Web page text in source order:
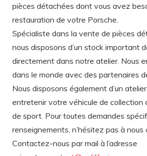
pièces détachées dont vous avez
restauration de votre Porsche.
Spécialiste dans la vente de pièces
nous disposons d’un stock important
directement dans notre atelier. Nous
dans le monde avec des partenaires
Nous disposons également d’un
entretenir votre véhicule de collection
de sport. Pour toutes demandes
renseignements, n’hésitez pas à nous
Contactez-nous par mail à l’adresse